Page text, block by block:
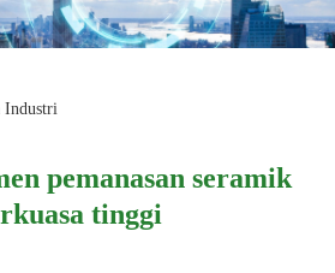
Industri
pemanasan seramik
tinggi